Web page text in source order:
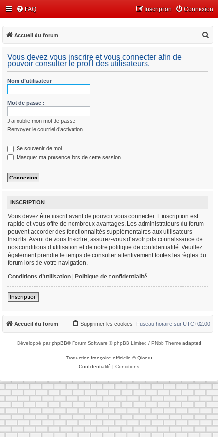
FAQ Connexion
Inscription
Accueil du forum
Vous devez vous inscrire et vous connecter afin de
pouvoir consulter le profil des utilisateurs.
Nom d’utilisateur :
Mot de passe :
J’ai oublié mon mot de passe
Renvoyer le courriel d’activation
Se souvenir de moi
Masquer ma présence lors de cette session
INSCRIPTION
Vous devez être inscrit avant de pouvoir vous connecter. L’inscription est
rapide et vous offre de nombreux avantages. Les administrateurs du forum
peuvent accorder des fonctionnalités supplémentaires aux utilisateurs
inscrits. Avant de vous inscrire, assurez-vous d’avoir pris connaissance de
nos conditions d’utilisation et de notre politique de confidentialité. Veuillez
également prendre le temps de consulter attentivement toutes les règles du
forum lors de votre navigation.
Conditions d’utilisation | Politique de confidentialité
Inscription
Accueil du forum Fuseau horaire sur UTC+02:00
Supprimer les cookies
Développé parphpBB® Forum Software © phpBB Limited / PNbb Theme adapted
Traduction française officielle ©Qiaeru
Confidentialité | Conditions